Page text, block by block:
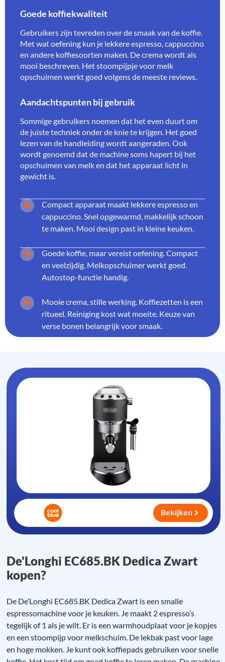
Goede koffiekwaliteit
Gebruikers zijn tevreden over de smaak van de koffie.
Met wat oefening kun je lekkere espresso, cappuccino
en andere koffiesoorten maken. De crema wordt als
mooi beschreven. Het stoompijpje voor melk
opschuimen werkt goed volgens de meeste reviews.
Aandachtspunten bij gebruik
Sommige gebruikers noemen dat het even duurt om
de juiste techniek onder de knie te krijgen. Het goed
lezen van de handleiding wordt aangeraden. Ook
wordt genoemd dat de machine soms hapert bij het
opschuimen van melk en dat het apparaat licht in
gewicht is.
Compact apparaat maakt lekkere espresso en
cappuccino. Snel opgewarmd, makkelijk schoon
te maken. Mooi design past in kleine keuken.
Goede koffie, maar vereist oefening. Compact
en veelzijdig. Melkopschuimer werkt goed.
Autostop-functie handig.
Mooie crema, stille werking. Koffiezetten is een
ritueel. Reiniging kost wat moeite. Keuze van
verse bonen belangrijk voor smaak.
De'Longhi EC685.BK Dedica Zwart
kopen?
De De’Longhi EC685.BK Dedica Zwart is een smalle
espressomachine voor je keuken. Je maakt 2 espresso’s
tegelijk of 1 als je wilt. Er is een warmhoudplaat voor je kopjes
en een stoompijp voor melkschuim. De lekbak past voor lage
en hoge mokken. Je kunt ook koffiepads gebruiken voor snelle
Bekijken